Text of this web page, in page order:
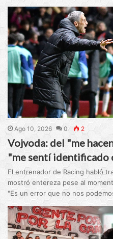
Ago 10, 2026 0 2
Vojvoda: del "me
"me sentí identificado
El entrenador de Racing habló
mostró entereza pese al
"Es un error que no nos